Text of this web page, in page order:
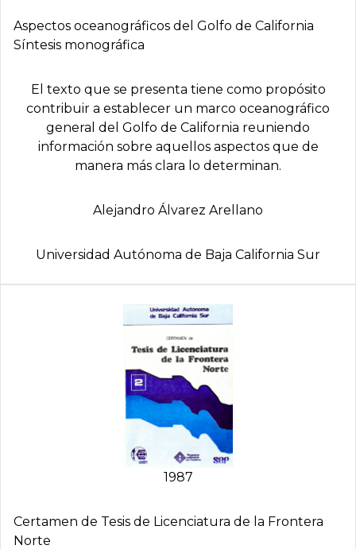
Aspectos oceanográficos del Golfo de California
Síntesis monográfica
El texto que se presenta tiene como propósito
contribuir a establecer un marco oceanográfico
general del Golfo de California reuniendo
información sobre aquellos aspectos que de
manera más clara lo determinan.
Alejandro Álvarez Arellano
Universidad Autónoma de Baja California Sur
1987
Certamen de Tesis de Licenciatura de la Frontera
Norte